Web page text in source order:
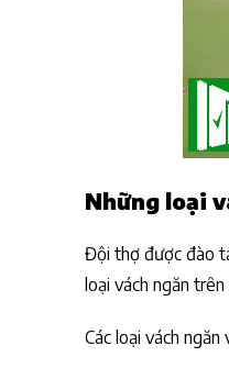
Những loại
Đội thợ được đào
loại vách ngăn
Các loại vách